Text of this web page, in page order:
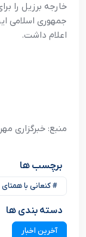
خارجه برزیل را
جمهوری اسلامی
اعلام داشت.
منبع: خبرگزاری مهر
برچسب ها
# کنعانی با همتای
دسته بندی ها
آخرین اخبار